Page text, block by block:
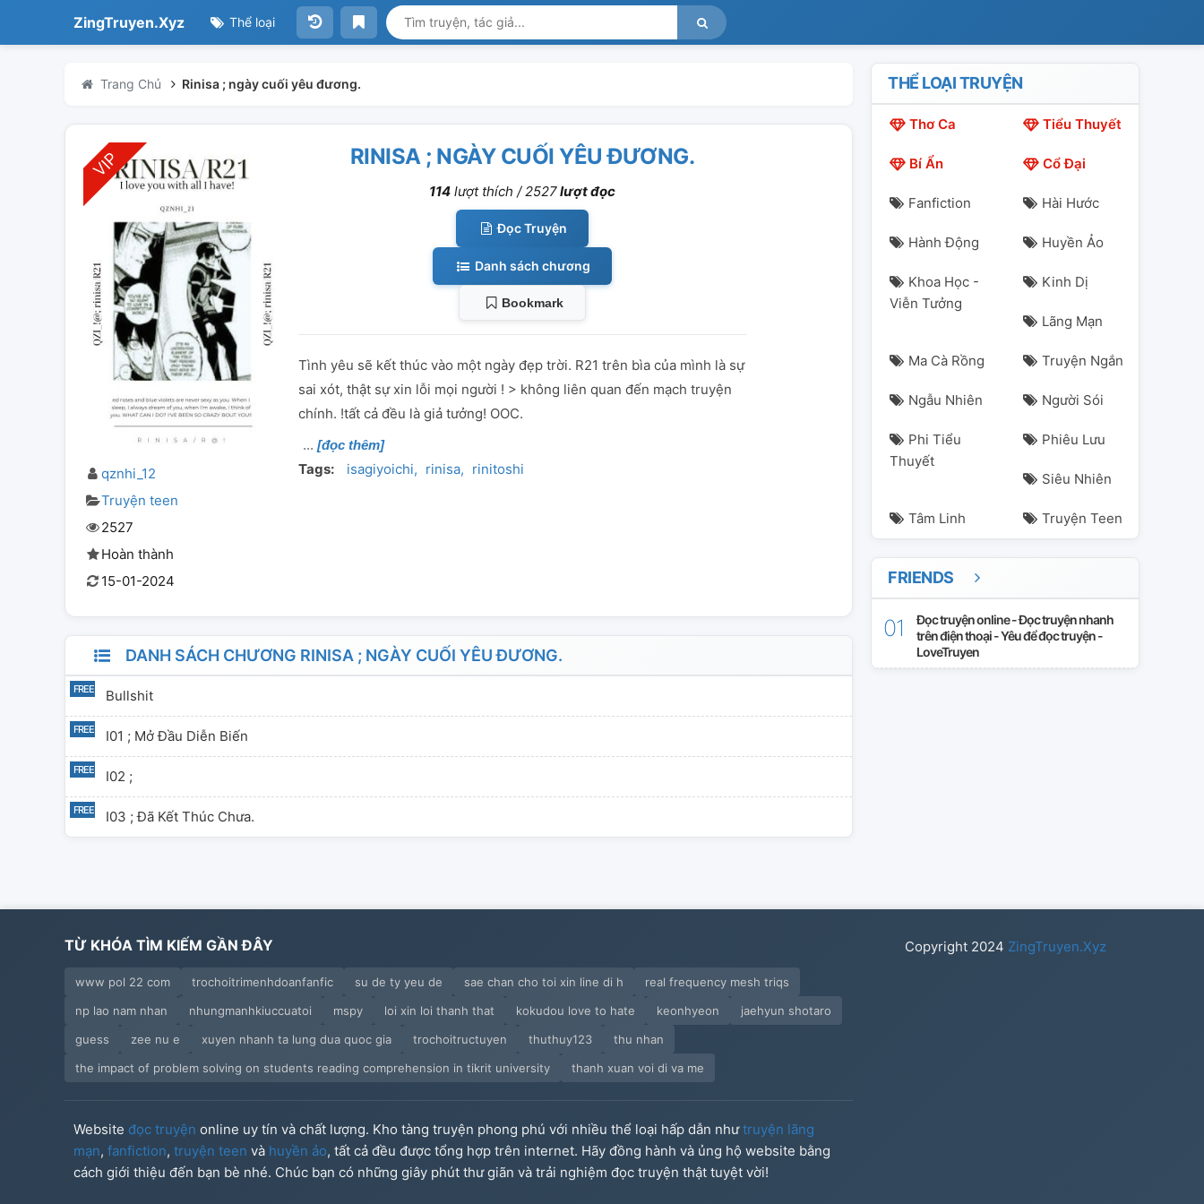
ZingTruyen.Xyz Thể loại
Trang Chủ Rinisa ; ngày cuối yêu đương.
qznhi_12
Truyện teen
2527
Hoàn thành
15-01-2024
RINISA ; NGÀY CUỐI YÊU ĐƯƠNG.
114 lượt thích /2527lượt đọc
Đọc Truyện
Danh sách chương
Bookmark
Tình yêu sẽ kết thúc vào một ngày đẹp trời. R21 trên bìa của mình là sự
sai xót, thật sự xin lỗi mọi người ! > không liên quan đến mạch truyện
chính. !tất cả đều là giả tưởng! OOC.
[đọc thêm]
Tags: isagiyoichi rinisa rinitoshi
DANH SÁCH CHƯƠNG RINISA ; NGÀY CUỐI YÊU ĐƯƠNG.
Bullshit
I01 ; Mở Đầu Diễn Biến
I02 ;
I03 ; Đã Kết Thúc Chưa.
THỂ LOẠI TRUYỆN
Thơ Ca Tiểu Thuyết
Bí Ẩn Cổ Đại
Fanfiction Hài Hước
Hành Động Huyền Ảo
Khoa Học -
Viễn Tưởng
Kinh Dị
Lãng Mạn
Ma Cà Rồng Truyện Ngắn
Ngẫu Nhiên Người Sói
Phi Tiểu
Thuyết
Phiêu Lưu
Siêu Nhiên
Tâm Linh Truyện Teen
FRIENDS
Đọc truyện online - Đọc truyện nhanh
trên điện thoại - Yêu để đọc truyện -
LoveTruyen
TỪ KHÓA TÌM KIẾM GẦN ĐÂY
www pol 22 com trochoitrimenhdoanfanfic su de ty yeu de sae chan cho toi xin line di h
real frequency mesh triqs
np lao nam nhan
nhungmanhkiuccuatoi mspy loi xin loi thanh that kokudou love to hate keonhyeon
jaehyun shotaro
guess
zee nu e xuyen nhanh ta lung dua quoc gia trochoitructuyen thuthuy123
thu nhan
the impact of problem solving on students reading comprehension in tikrit university
thanh xuan voi di va me
Website đọc truyện online uy tín và chất lượng. Kho tàng truyện phong phú với nhiều thể loại hấp dẫn nhưtruyện lãng
mạn, fanfiction, truyện teen và huyền ảo, tất cả đều được tổng hợp trên internet. Hãy đồng hành và ủng hộ website bằng
cách giới thiệu đến bạn bè nhé. Chúc bạn có những giây phút thư giãn và trải nghiệm đọc truyện thật tuyệt vời!
Copyright 2024 ZingTruyen.Xyz